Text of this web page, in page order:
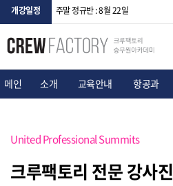
개강일정 주말 정규반 : 8월 22일
메인 소개 교육안내 항공과
United Professional Summits
크루팩토리 전문 강사진